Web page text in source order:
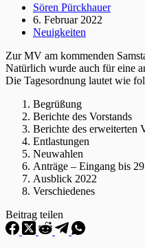
Sören Pürckhauer
6. Februar 2022
Neuigkeiten
Zur MV am kommenden
Natürlich wurde auch für eine
Die Tagesordnung lautet wie
Begrüßung
Berichte des Vorstands
Berichte des erweiterten
Entlastungen
Neuwahlen
Anträge – Eingang bis
Ausblick 2022
Verschiedenes
Beitrag teilen